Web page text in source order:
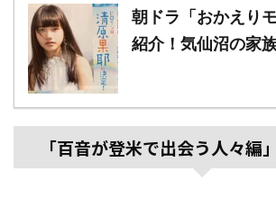
朝ドラ「おかえり
紹介！気仙沼の家
「百音が登米で出会う人々編